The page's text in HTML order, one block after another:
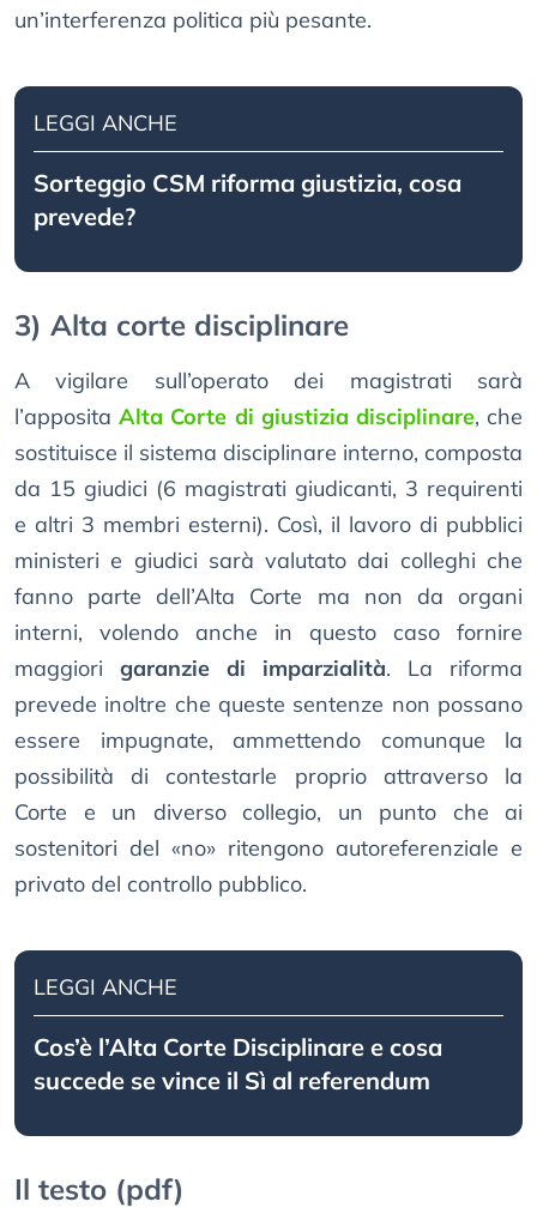
un’interferenza politica più pesante.
LEGGI ANCHE
Sorteggio CSM riforma giustizia, cosa
prevede?
3) Alta corte disciplinare
A vigilare sull’operato dei magistrati sarà
l’appositaAlta Corte di giustizia disciplinare, che
sostituisce il sistema disciplinare interno, composta
da 15 giudici (6 magistrati giudicanti, 3 requirenti
e altri 3 membri esterni). Così, il lavoro di pubblici
ministeri e giudici sarà valutato dai colleghi che
fanno parte dell’Alta Corte ma non da organi
interni, volendo anche in questo caso fornire
maggiori garanzie di imparzialità. La riforma
prevede inoltre che queste sentenze non possano
essere impugnate, ammettendo comunque la
possibilità di contestarle proprio attraverso la
Corte e un diverso collegio, un punto che ai
sostenitori del «no» ritengono autoreferenziale e
privato del controllo pubblico.
LEGGI ANCHE
Cos’è l’Alta Corte Disciplinare e cosa
succede se vince il Sì al referendum
Il testo (pdf)